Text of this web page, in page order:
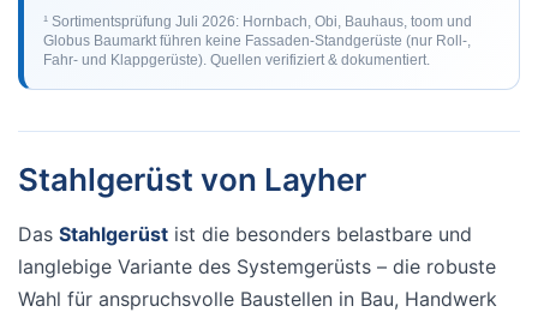
¹ Sortimentsprüfung Juli 2026: Hornbach, Obi, Bauhaus, toom und
Globus Baumarkt führen keine Fassaden-Standgerüste (nur Roll-,
Fahr- und Klappgerüste). Quellen verifiziert & dokumentiert.
Stahlgerüst von Layher
Das Stahlgerüst ist die besonders belastbare und
langlebige Variante des Systemgerüsts – die robuste
Wahl für anspruchsvolle Baustellen in Bau, Handwerk